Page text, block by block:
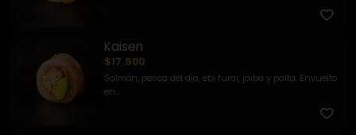
Kaisen
$17.900
Salmón, pesca del día, ebi furai, jaiba y palta. Envuelto
en...